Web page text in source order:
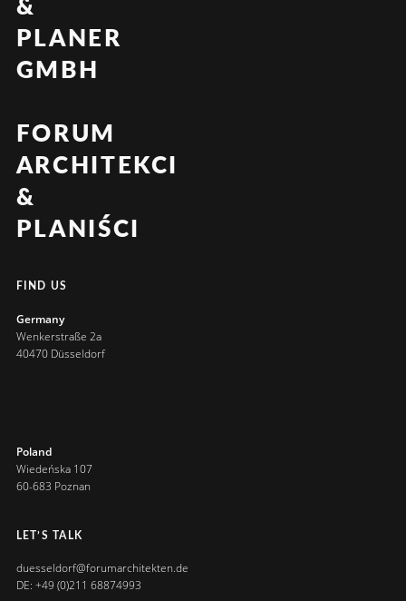
&
PLANER
GMBH
FORUM
ARCHITEKCI
&
PLANIŚCI
FIND US
Germany
Wenkerstraße 2a
40470 Düsseldorf
Poland
Wiedeńska 107
60-683 Poznan
LET’S TALK
duesseldorf@forumarchitekten.de
DE: +49 (0)211 68874993